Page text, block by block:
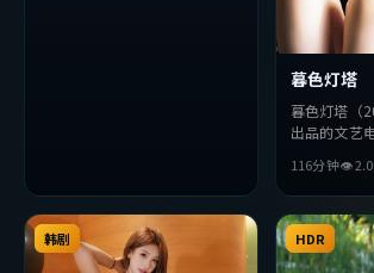
暮色灯塔
暮色灯塔（
出品的文艺
主演。影片
突破，探讨
弛有度，适
完整观看。
116分钟👁2.0
韩剧 HDR